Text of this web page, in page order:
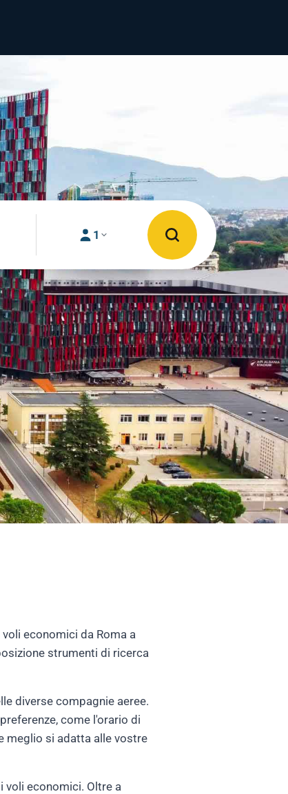
1
economici da Roma a
strumenti di ricerca
diverse compagnie aeree.
come l'orario di
meglio si adatta alle vostre
voli economici. Oltre a